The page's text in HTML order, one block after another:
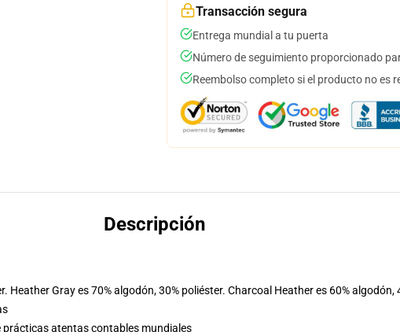
Transacción segura
Entrega mundial a tu puerta
Número de seguimiento proporcionado
Reembolso completo si el producto no es
Descripción
Heather Gray es 70% algodón, 30% poliéster. Charcoal Heather es 60% algodón,
prácticas atentas contables mundiales